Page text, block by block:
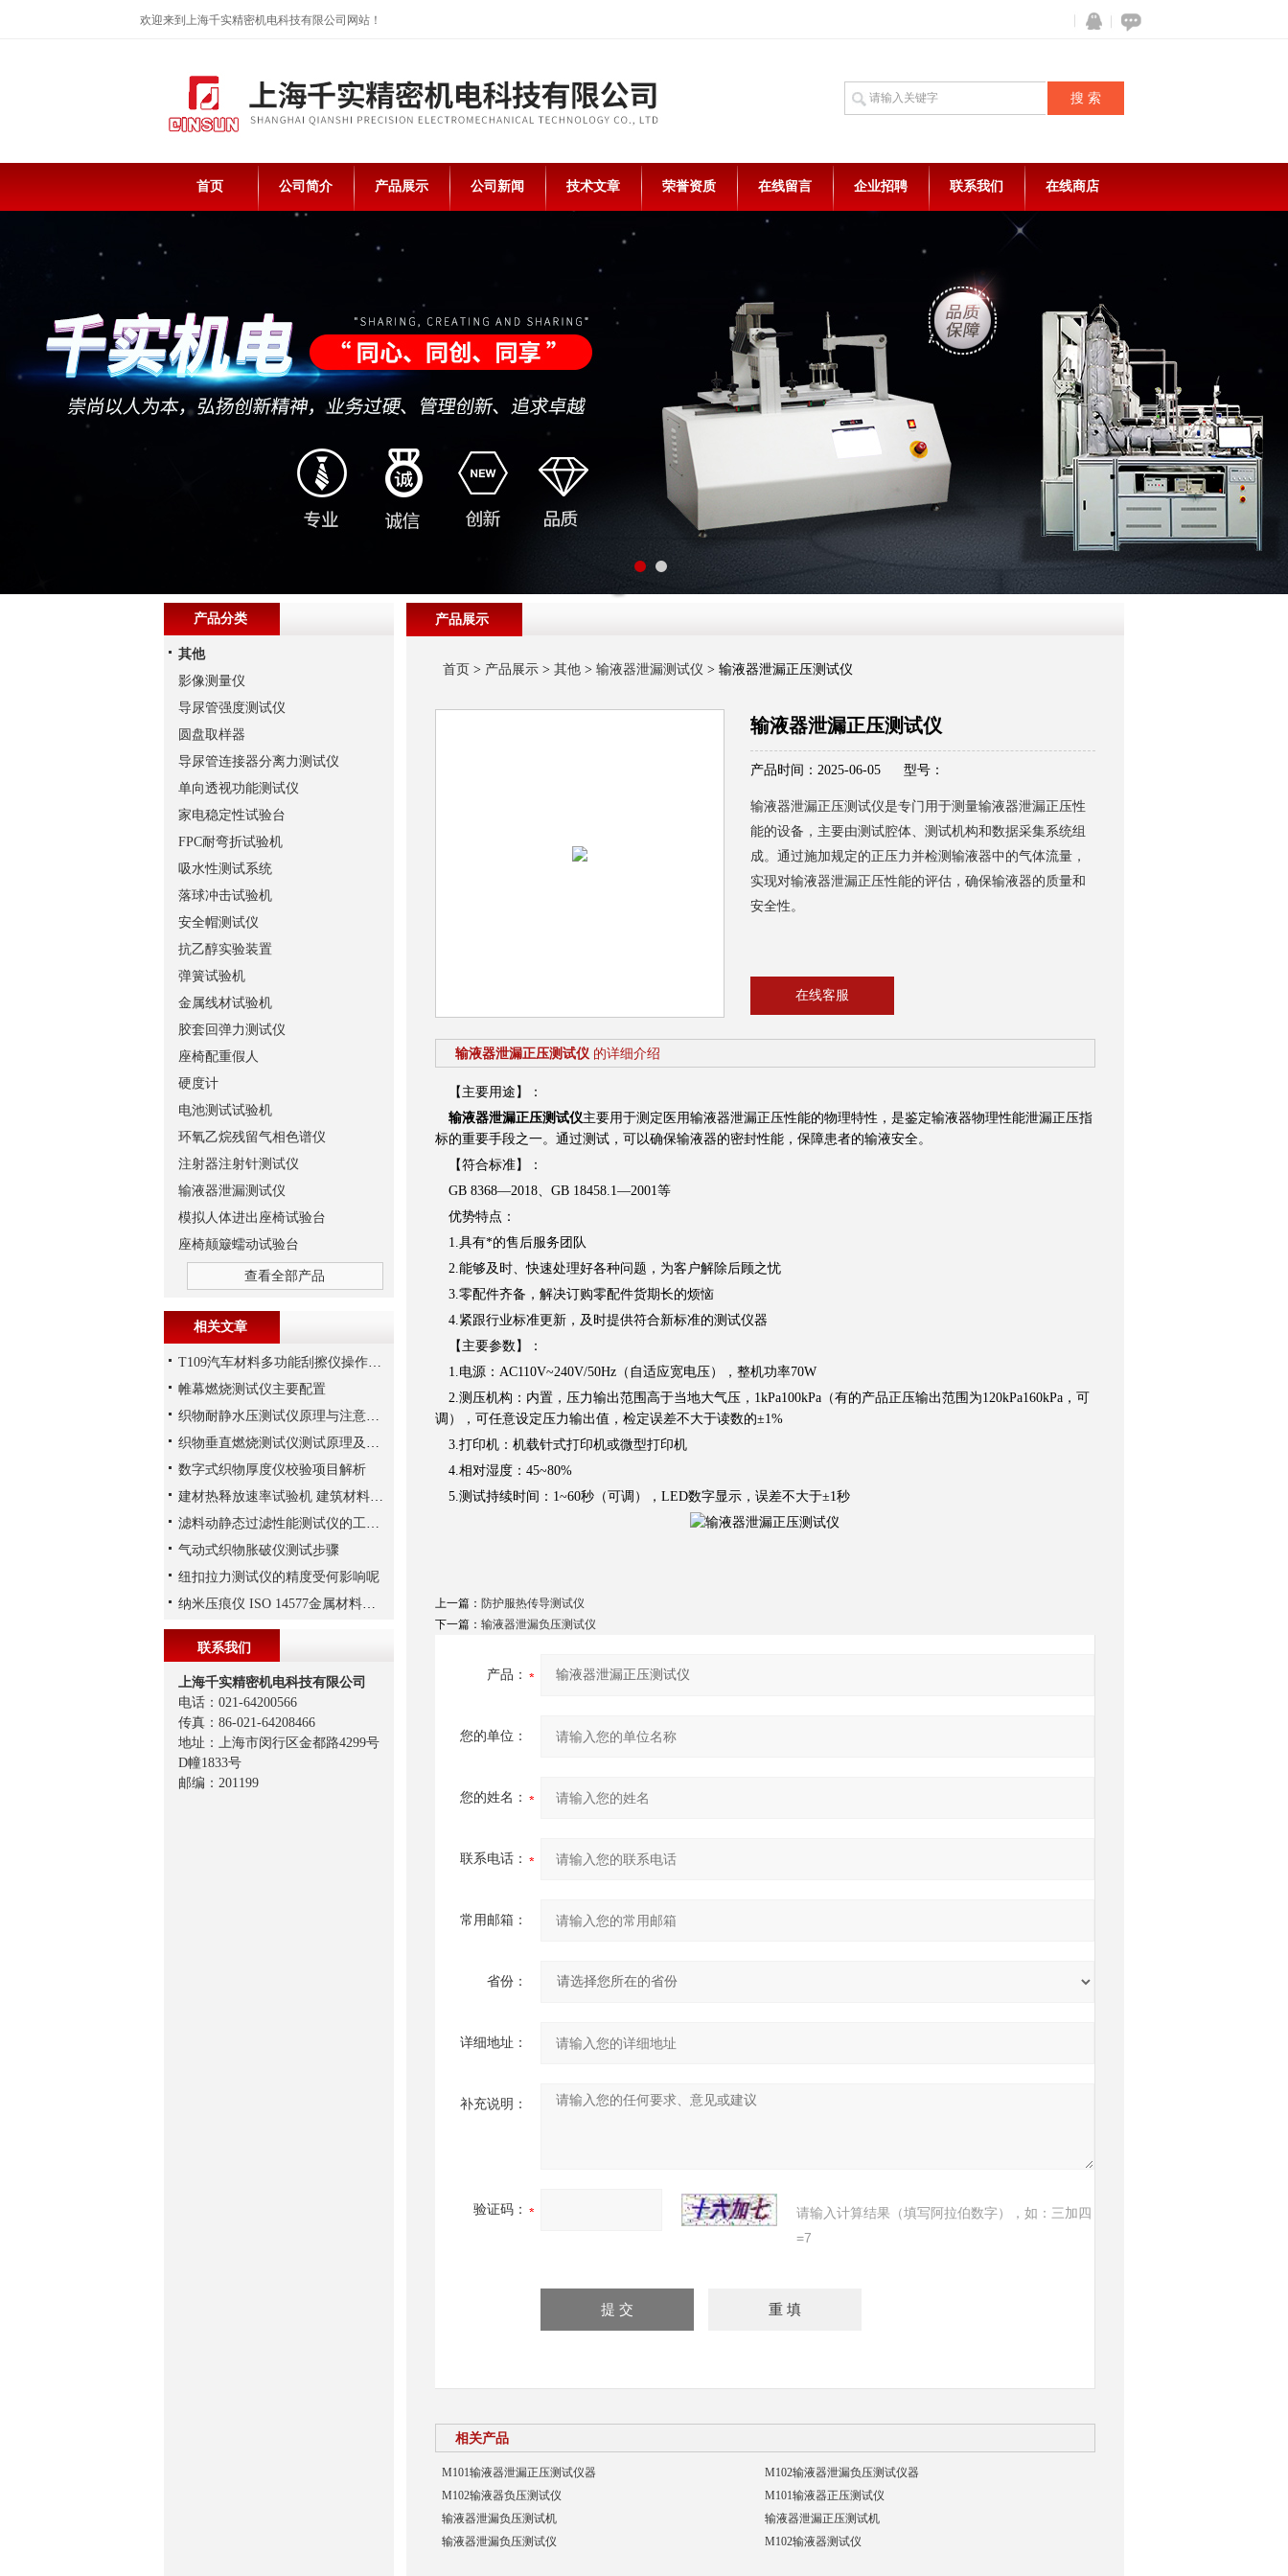
欢迎来到上海千实精密机电科技有限公司网站！
在线咨
首页 公司简介 产品展示 公司新闻 技术文章 荣誉资质 在线留言 企业招聘 联系我们 在线商店
产品展示
首页 > 产品展示> 其他> 输液器泄漏测试仪 > 输液器泄漏正压测试仪
输液器泄漏正压测试仪
产品时间：2025-06-05 型号：
输液器泄漏正压测试仪是专门用于测量输液器泄漏正压性
能的设备，主要由测试腔体、测试机构和数据采集系统组
成。通过施加规定的正压力并检测输液器中的气体流量，
实现对输液器泄漏正压性能的评估，确保输液器的质量和
安全性。
在线客服
输液器泄漏正压测试仪 的详细介绍
【主要用途】：
输液器泄漏正压测试仪主要用于测定医用输液器泄漏正压性能的物理特性，是鉴定输液器物理性能泄漏正压指
标的重要手段之一。通过测试，可以确保输液器的密封性能，保障患者的输液安全。
【符合标准】：
GB 8368—2018、GB 18458.1—2001等
优势特点：
1.具有*的售后服务团队
2.能够及时、快速处理好各种问题，为客户解除后顾之忧
3.零配件齐备，解决订购零配件货期长的烦恼
4.紧跟行业标准更新，及时提供符合新标准的测试仪器
【主要参数】：
1.电源：AC110V~240V/50Hz（自适应宽电压），整机功率70W
2.测压机构：内置，压力输出范围高于当地大气压，1kPa100kPa（有的产品正压输出范围为120kPa160kPa，可
调），可任意设定压力输出值，检定误差不大于读数的±1%
3.打印机：机载针式打印机或微型打印机
4.相对湿度：45~80%
5.测试持续时间：1~60秒（可调），LED数字显示，误差不大于±1秒
上一篇： 防护服热传导测试仪
下一篇： 输液器泄漏负压测试仪
产品：
您的单位：
您的姓名：
联系电话：
常用邮箱：
省份：
详细地址：
补充说明：
验证码：
请输入计算结果（填写阿拉伯数字），如：三加四
=7
相关产品
M101输液器泄漏正压测试仪器
M102输液器泄漏负压测试仪器
M102输液器负压测试仪
M101输液器正压测试仪
输液器泄漏负压测试机
输液器泄漏正压测试机
输液器泄漏负压测试仪
M102输液器测试仪
产品分类
其他
影像测量仪
导尿管强度测试仪
圆盘取样器
导尿管连接器分离力测试仪
单向透视功能测试仪
家电稳定性试验台
FPC耐弯折试验机
吸水性测试系统
落球冲击试验机
安全帽测试仪
抗乙醇实验装置
弹簧试验机
金属线材试验机
胶套回弹力测试仪
座椅配重假人
硬度计
电池测试试验机
环氧乙烷残留气相色谱仪
注射器注射针测试仪
输液器泄漏测试仪
模拟人体进出座椅试验台
座椅颠簸蠕动试验台
查看全部产品
相关文章
T109汽车材料多功能刮擦仪操作步骤
帷幕燃烧测试仪主要配置
织物耐静水压测试仪原理与注意事项
织物垂直燃烧测试仪测试原理及适用标准，上海千实工程师说一说
数字式织物厚度仪校验项目解析
建材热释放速率试验机 建筑材料防火测试仪 锥形量热仪
滤料动静态过滤性能测试仪的工作原理和性能特点
气动式织物胀破仪测试步骤
纽扣拉力测试仪的精度受何影响呢
纳米压痕仪 ISO 14577金属材料压痕试验
联系我们
上海千实精密机电科技有限公司
电话：021-64200566
传真：86-021-64208466
地址：上海市闵行区金都路4299号
D幢1833号
邮编：201199